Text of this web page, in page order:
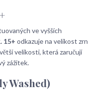
ve vyšších
15+ odkazuje na velikost zrn
velikosti, která zaručují
zážitek.
Washed)